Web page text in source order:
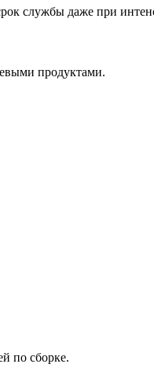
службы даже при
продуктами.
по сборке.